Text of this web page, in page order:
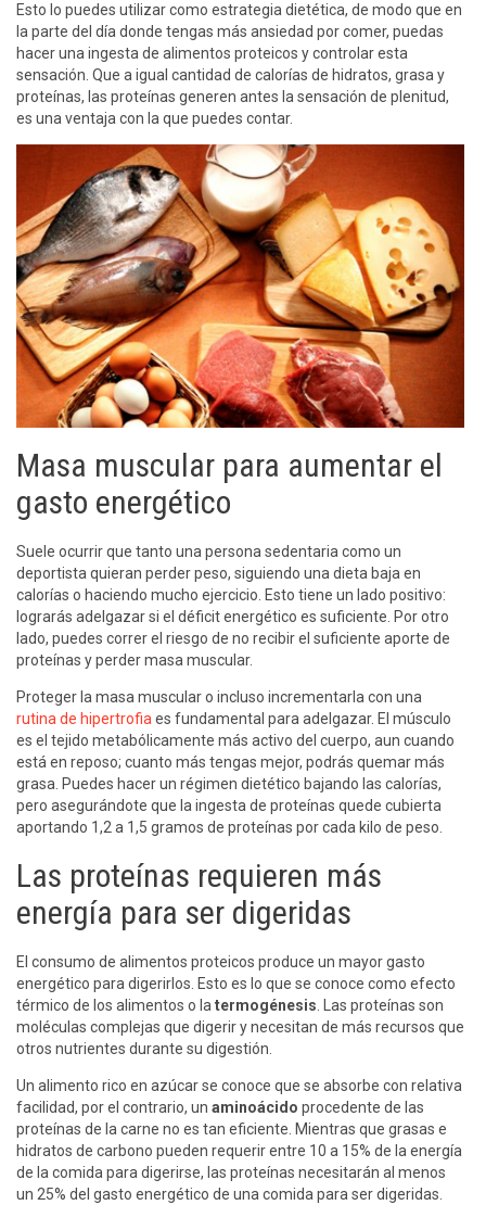
Esto lo puedes utilizar como estrategia dietética, de modo que en
la parte del día donde tengas más ansiedad por comer, puedas
hacer una ingesta de alimentos proteicos y controlar esta
sensación. Que a igual cantidad de calorías de hidratos, grasa y
proteínas, las proteínas generen antes la sensación de plenitud,
es una ventaja con la que puedes contar.
Masa muscular para aumentar el
gasto energético
Suele ocurrir que tanto una persona sedentaria como un
deportista quieran perder peso, siguiendo una dieta baja en
calorías o haciendo mucho ejercicio. Esto tiene un lado positivo:
lograrás adelgazar si el déficit energético es suficiente. Por otro
lado, puedes correr el riesgo de no recibir el suficiente aporte de
proteínas y perder masa muscular.
Proteger la masa muscular o incluso incrementarla con una
rutina de hipertrofia es fundamental para adelgazar. El músculo
es el tejido metabólicamente más activo del cuerpo, aun cuando
está en reposo; cuanto más tengas mejor, podrás quemar más
grasa. Puedes hacer un régimen dietético bajando las calorías,
pero asegurándote que la ingesta de proteínas quede cubierta
aportando 1,2 a 1,5 gramos de proteínas por cada kilo de peso.
Las proteínas requieren más
energía para ser digeridas
El consumo de alimentos proteicos produce un mayor gasto
energético para digerirlos. Esto es lo que se conoce como efecto
térmico de los alimentos o la termogénesis . Las proteínas son
moléculas complejas que digerir y necesitan de más recursos que
otros nutrientes durante su digestión.
Un alimento rico en azúcar se conoce que se absorbe con relativa
facilidad, por el contrario, un aminoácido procedente de las
proteínas de la carne no es tan eficiente. Mientras que grasas e
hidratos de carbono pueden requerir entre 10 a 15% de la energía
de la comida para digerirse, las proteínas necesitarán al menos
un 25% del gasto energético de una comida para ser digeridas.